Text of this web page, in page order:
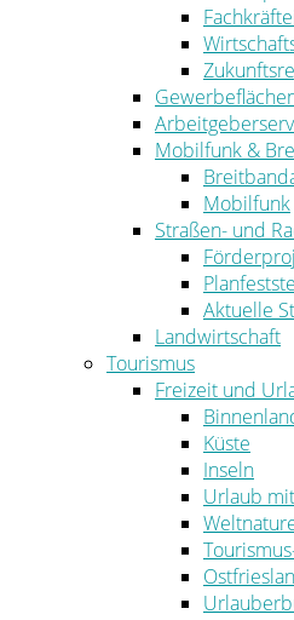
Mobilfunk &
Mobilfunk
Straßen- und
Aktuelle
Landwirtschaft
Tourismus
Freizeit und
Küste
Inseln
Urlaub